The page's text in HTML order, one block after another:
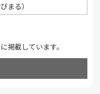
まる）
に掲載しています。